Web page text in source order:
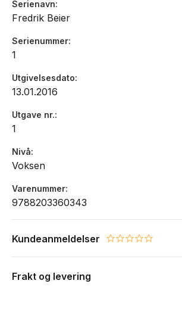
SVEN GJERULDSEN, Tvedestrandsposten
Serienavn
Fredrik Beier
Serienummer
1
Utgivelsesdato
13.01.2016
Utgave nr.
1
Nivå
Voksen
Varenummer
9788203360343
Kundeanmeldelser 0.0 star rating
Frakt og levering